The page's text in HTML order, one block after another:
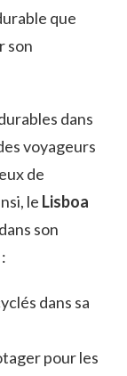
que
son
dans
voyageurs
de
le Lisboa
son
dans sa
pour les